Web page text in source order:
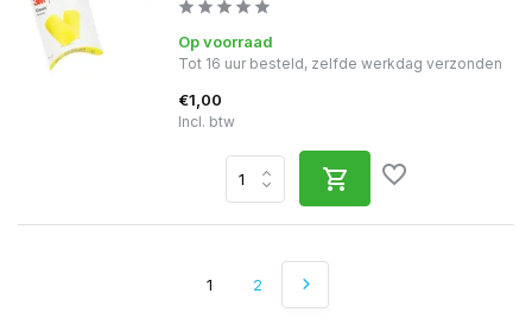
Op voorraad
Tot 16 uur besteld, zelfde werkdag verzonden
€1,00
Incl. btw
1 2